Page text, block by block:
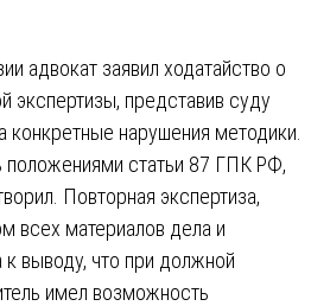
адвокат заявил ходатайство о
экспертизы, представив суду
конкретные нарушения методики.
положениями статьи 87 ГПК РФ,
Повторная экспертиза,
всех материалов дела и
к выводу, что при должной
имел возможность